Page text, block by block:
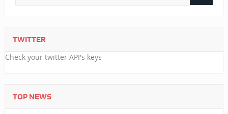
TWITTER
Check your twitter API's keys
TOP NEWS